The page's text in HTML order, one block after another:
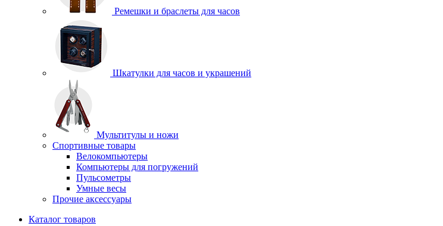
Ремешки и браслеты для часов
Шкатулки для часов и украшений
Мультитулы и ножи
Спортивные товары
Велокомпьютеры
Компьютеры для погружений
Пульсометры
Умные весы
Прочие аксессуары
Каталог товаров